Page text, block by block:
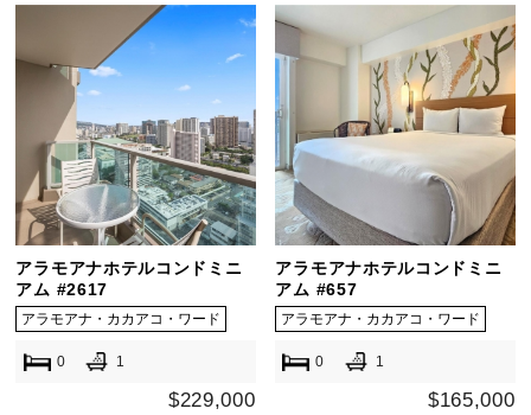
アラモアナホテルコンドミニ
アム #2617
アラモアナ・カカアコ・ワード
0 1
$229,000
アラモアナホテルコンドミニ
アム #657
アラモアナ・カカアコ・ワード
0 1
$165,000